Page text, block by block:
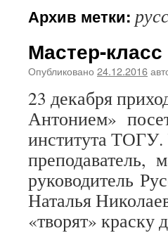
Архив метки:
Мастер-
Опубликовано 24.12.2016
23 декабря
Антонием»
института ТОГУ.
преподаватель,
руководитель
Наталья
«творят»